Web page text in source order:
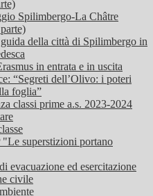
Spilimbergo-La Châtre
della città di Spilimbergo in
in entrata e in uscita
“Segreti dell’Olivo: i poteri
foglia”
classi prime a.s. 2023-2024
superstizioni portano
evacuazione ed esercitazione
civile